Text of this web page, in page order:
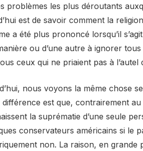
problèmes les plus déroutants
est de savoir comment la
a été plus prononcé lorsqu’il
ou d’une autre à ignorer
ceux qui ne priaient pas à l’autel
nous voyons la même chose
différence est que, contrairement
la suprématie d’une seule
conservateurs américains si le
non. La raison, en grande